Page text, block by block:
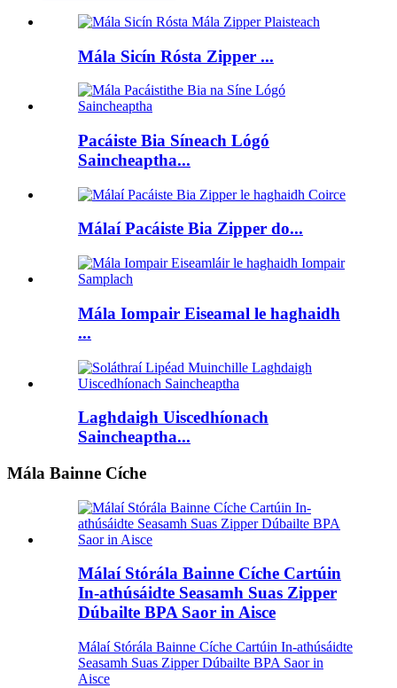
Mála Sicín Rósta Zipper ...
Pacáiste Bia Síneach Lógó
Saincheaptha...
Málaí Pacáiste Bia Zipper do...
Mála Iompair Eiseamal le haghaidh
...
Laghdaigh Uiscedhíonach
Saincheaptha...
Mála Bainne Cíche
Málaí Stórála Bainne Cíche Cartúin
In-athúsáidte Seasamh Suas Zipper
Dúbailte BPA Saor in Aisce
Málaí Stórála Bainne Cíche Cartúin In-athúsáidte
Seasamh Suas Zipper Dúbailte BPA Saor in
Aisce